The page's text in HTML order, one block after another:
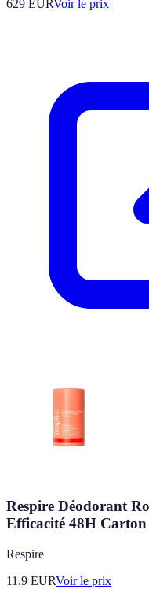
629 EURVoir le prix
Respire Déodorant
Efficacité 48H
Respire
11.9 EURVoir le prix